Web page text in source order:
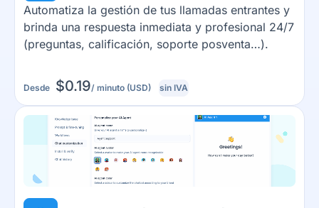
Desde $0.19/ minuto (USD) sin IVA
Automatiza la gestión de tus llamadas entrantes y
brinda una respuesta inmediata y profesional 24/7
(preguntas, calificación, soporte posventa…).